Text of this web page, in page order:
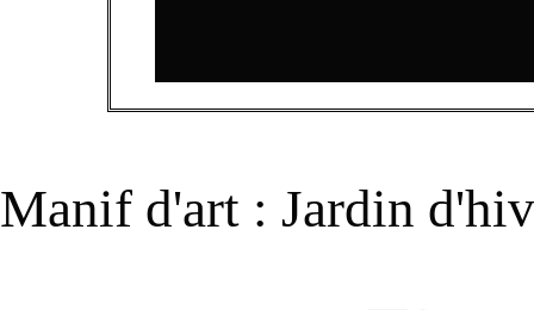
Manif d'art : Jardin